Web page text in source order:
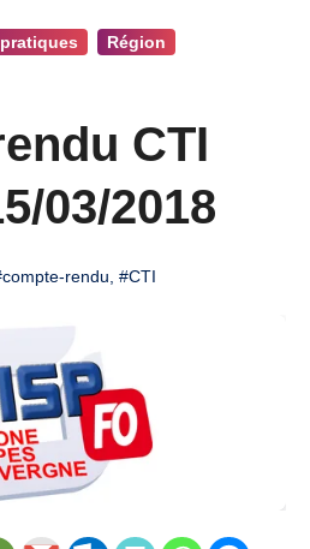
Région
CTI
03/2018
rendu #CTI